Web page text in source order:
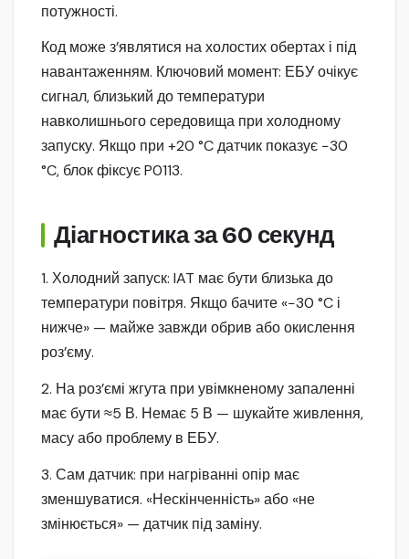
потужності.
Код може з’являтися на холостих обертах і під
навантаженням. Ключовий момент: ЕБУ очікує
сигнал, близький до температури
навколишнього середовища при холодному
запуску. Якщо при +20 °C датчик показує −30
°C, блок фіксує P0113.
Діагностика за 60 секунд
1. Холодний запуск: IAT має бути близька до
температури повітря. Якщо бачите «−30 °C і
нижче» — майже завжди обрив або окислення
роз’єму.
2. На роз’ємі жгута при увімкненому запаленні
має бути ≈5 В. Немає 5 В — шукайте живлення,
масу або проблему в ЕБУ.
3. Сам датчик: при нагріванні опір має
зменшуватися. «Нескінченність» або «не
змінюється» — датчик під заміну.